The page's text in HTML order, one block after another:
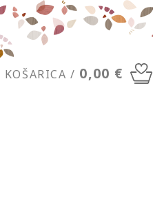
KOŠARICA / 0,00 €